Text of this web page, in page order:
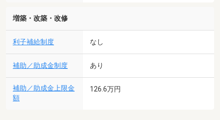
増築・改築・改修
利子補給制度 なし
補助／助成金制度 あり
補助／助成金上限金
額
126.6万円